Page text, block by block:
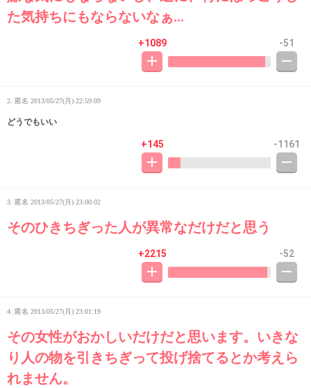
た気持ちにもならないなぁ…
+1089 -51
2. 匿名 2013/05/27(月) 22:59:09
どうでもいい
+145 -1161
3. 匿名 2013/05/27(月) 23:00:02
そのひきちぎった人が異常なだけだと思う
+2215 -52
4. 匿名 2013/05/27(月) 23:01:19
その女性がおかしいだけだと思います。いきな
り人の物を引きちぎって投げ捨てるとか考えら
れません。